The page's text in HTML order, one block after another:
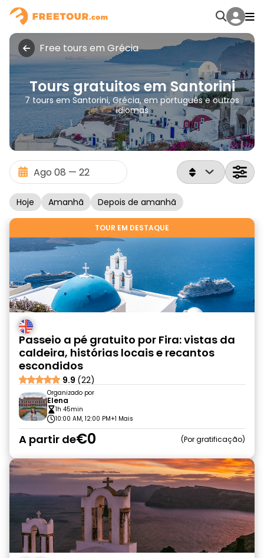
Free tours em Grécia
Tours gratuitos em Santorini
7 tours em Santorini, Grécia, em português e outros
idiomas
Hoje Amanhã Depois de amanhã
TOUR EM DESTAQUE
Passeio a pé gratuito por Fira: vistas da
caldeira, histórias locais e recantos
escondidos
9.9 (22)
Organizado por
Elena
1h 45min
10:00 AM, 12:00 PM+1 Mais
A partir de€0 Por gratificação